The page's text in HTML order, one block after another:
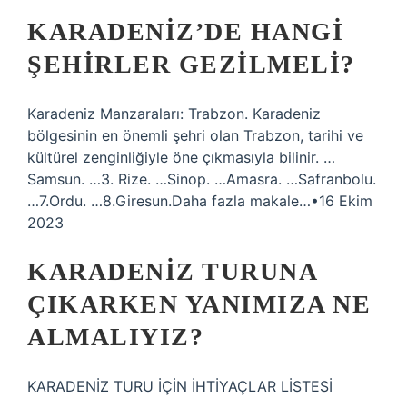
KARADENIZ’DE HANGI
ŞEHIRLER GEZILMELI?
Karadeniz Manzaraları: Trabzon. Karadeniz
bölgesinin en önemli şehri olan Trabzon, tarihi ve
kültürel zenginliğiyle öne çıkmasıyla bilinir. …
Samsun. …3. Rize. …Sinop. …Amasra. …Safranbolu.
…7.Ordu. …8.Giresun.Daha fazla makale…•16 Ekim
2023
KARADENIZ TURUNA
ÇIKARKEN YANIMIZA NE
ALMALIYIZ?
KARADENİZ TURU İÇİN İHTİYAÇLAR LİSTESİ